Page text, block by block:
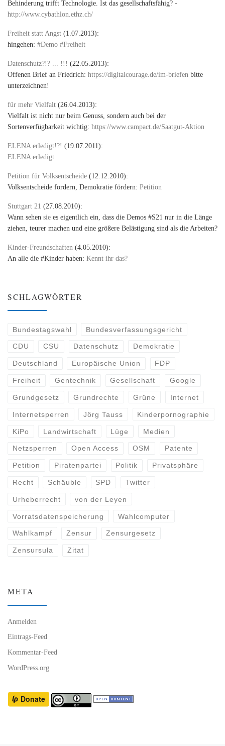
Behinderung trifft Technologie. Ist das gesellschaftsfähig? -
http://www.cybathlon.ethz.ch/
Freiheit statt Angst (1.07.2013):
hingehen: #Demo #Freiheit
Datenschutz?!? ... !!! (22.05.2013):
Offenen Brief an Friedrich: https://digitalcourage.de/im-briefen bitte
unterzeichnen!
für mehr Vielfalt (26.04.2013):
Vielfalt ist nicht nur beim Genuss, sondern auch bei der
Sortenverfügbarkeit wichtig: https://www.campact.de/Saatgut-Aktion
ELENA erledigt!?! (19.07.2011):
ELENA erledigt
Petition für Volksentscheide (12.12.2010):
Volksentscheide fordern, Demokratie fördern: Petition
Stuttgart 21 (27.08.2010):
Wann sehen sie es eigentlich ein, dass die Demos #S21 nur in die Länge
ziehen, teurer machen und eine größere Belästigung sind als die Arbeiten?
Kinder-Freundschaften (4.05.2010):
An alle die #Kinder haben: Kennt ihr das?
SCHLAGWÖRTER
Bundestagswahl Bundesverfassungsgericht
CDU CSU Datenschutz Demokratie
Deutschland Europäische Union FDP
Freiheit Gentechnik Gesellschaft Google
Grundgesetz Grundrechte Grüne Internet
Internetsperren Jörg Tauss Kinderpornographie
KiPo Landwirtschaft Lüge Medien
Netzsperren Open Access OSM Patente
Petition Piratenpartei Politik Privatsphäre
Recht Schäuble SPD Twitter
Urheberrecht von der Leyen
Vorratsdatenspeicherung Wahlcomputer
Wahlkampf Zensur Zensurgesetz
Zensursula Zitat
META
Anmelden
Eintrags-Feed
Kommentar-Feed
WordPress.org